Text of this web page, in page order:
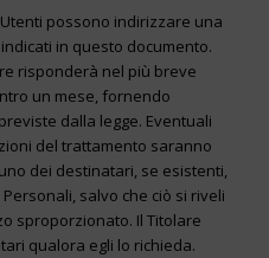
possono indirizzare una
in questo documento.
risponderà nel più breve
un mese, fornendo
dalla legge. Eventuali
del trattamento saranno
dei destinatari, se esistenti,
salvo che ciò si riveli
sproporzionato. Il Titolare
qualora egli lo richieda.